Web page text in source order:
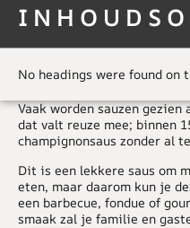
No headings were found on
Vaak worden sauzen
dat valt reuze mee; binnen
champignonsaus zonder al
Dit is een lekkere saus om
eten, maar daarom kun je
een barbecue, fondue of
smaak zal je familie en